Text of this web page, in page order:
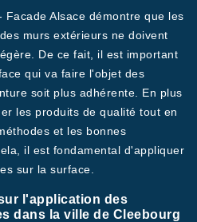
Facade Alsace démontre que les
murs extérieurs ne doivent
De ce fait, il est important
qui va faire l'objet des
soit plus adhérente. En plus
les produits de qualité tout en
et les bonnes
il est fondamental d'appliquer
sur la surface.
l'application des
dans la ville de Cleebourg